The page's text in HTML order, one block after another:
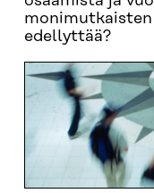
edellyttää?